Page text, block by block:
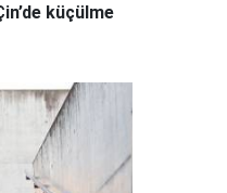
küçülme